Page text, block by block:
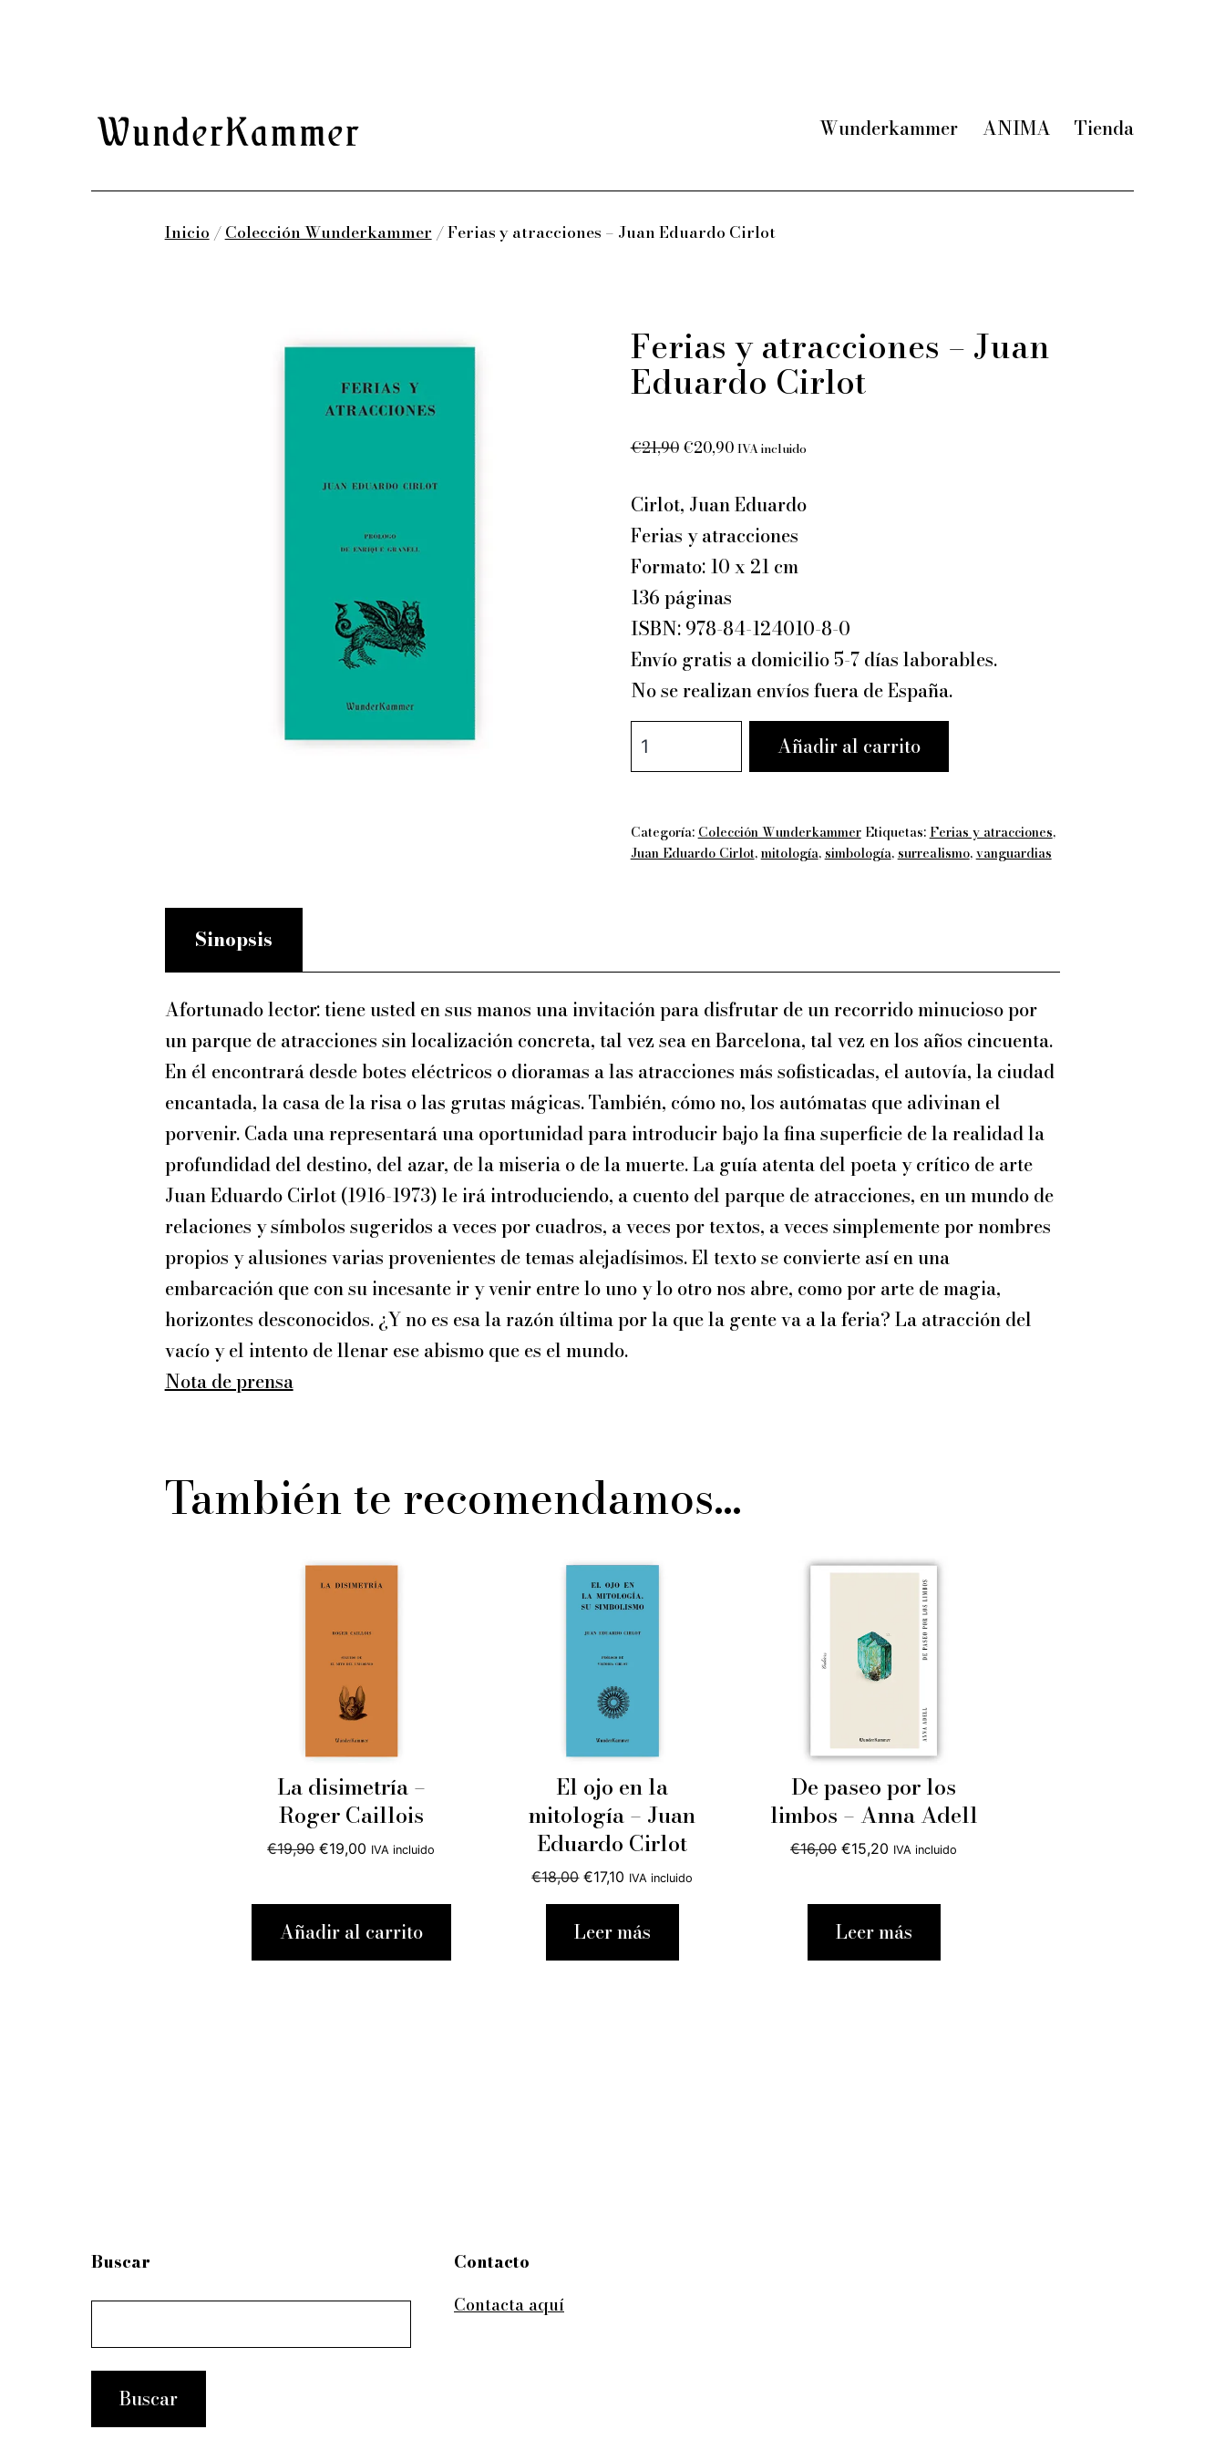
Wunderkammer ANIMA Tienda
Inicio /Colección Wunderkammer / Ferias y atracciones – Juan Eduardo Cirlot
Ferias y atracciones – Juan
Eduardo Cirlot
€21,90El
original
era:
€21,90.
€20,90El
actual
€20,90.
IVA incluido
Cirlot, Juan Eduardo
Ferias y atracciones
Formato: 10 x 21 cm
136 páginas
ISBN: 978-84-124010-8-0
Envío gratis a domicilio 5-7 días laborables.
No se realizan envíos fuera de España.
Ferias
Juan
Añadir al carrito
Categoría: Colección Wunderkammer Etiquetas: Ferias y atracciones,
Juan Eduardo Cirlot,mitología, simbología, surrealismo,vanguardias
Sinopsis
Afortunado lector: tiene usted en sus manos una invitación para disfrutar de un recorrido minucioso por
un parque de atracciones sin localización concreta, tal vez sea en Barcelona, tal vez en los años cincuenta.
En él encontrará desde botes eléctricos o dioramas a las atracciones más sofisticadas, el autovía, la ciudad
encantada, la casa de la risa o las grutas mágicas. También, cómo no, los autómatas que adivinan el
porvenir. Cada una representará una oportunidad para introducir bajo la fina superficie de la realidad la
profundidad del destino, del azar, de la miseria o de la muerte. La guía atenta del poeta y crítico de arte
Juan Eduardo Cirlot (1916-1973) le irá introduciendo, a cuento del parque de atracciones, en un mundo de
relaciones y símbolos sugeridos a veces por cuadros, a veces por textos, a veces simplemente por nombres
propios y alusiones varias provenientes de temas alejadísimos. El texto se convierte así en una
embarcación que con su incesante ir y venir entre lo uno y lo otro nos abre, como por arte de magia,
horizontes desconocidos. ¿Y no es esa la razón última por la que la gente va a la feria? La atracción del
vacío y el intento de llenar ese abismo que es el mundo.
Nota de prensa
También te recomendamos…
La disimetría –
Roger Caillois
€19,90 El
era:
€19,00 El
IVA incluido
Añadir al carrito
El ojo en la
mitología – Juan
Eduardo Cirlot
€18,00 El
precio
€17,10 El
precio
actual
IVA incluido
Leer más
De paseo por los
limbos – Anna Adell
€16,00 El
era:
€15,20 El
es:
IVA incluido
Leer más
Buscar
Contacto
Contacta aquí